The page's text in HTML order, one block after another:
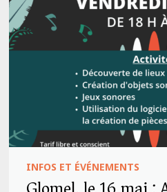
INFOS ET ÉVÉNEMENTS